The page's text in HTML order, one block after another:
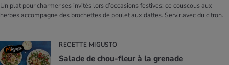
Un plat pour charmer ses invités lors d’occasions festives: ce couscous aux
herbes accompagne des brochettes de poulet aux dattes. Servir avec du citron.
RECETTE MIGUSTO
Salade de chou-fleur à la gre­nade